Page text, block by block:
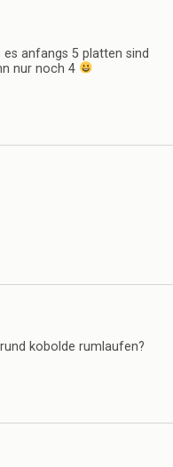
anfangs 5 platten sind
nur noch 4
kobolde rumlaufen?